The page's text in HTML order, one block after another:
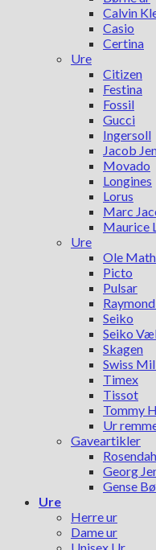
Calvin
Casio
Certina
Ure
Citizen
Festina
Fossil
Gucci
Ingersoll
Jacob
Movado
Longines
Lorus
Marc
Maurice
Ure
Ole
Picto
Pulsar
Seiko
Seiko
Skagen
Swiss
Timex
Tissot
Tommy
Ur
Gaveartikler
Georg
Gense
Ure
Herre ur
Dame ur